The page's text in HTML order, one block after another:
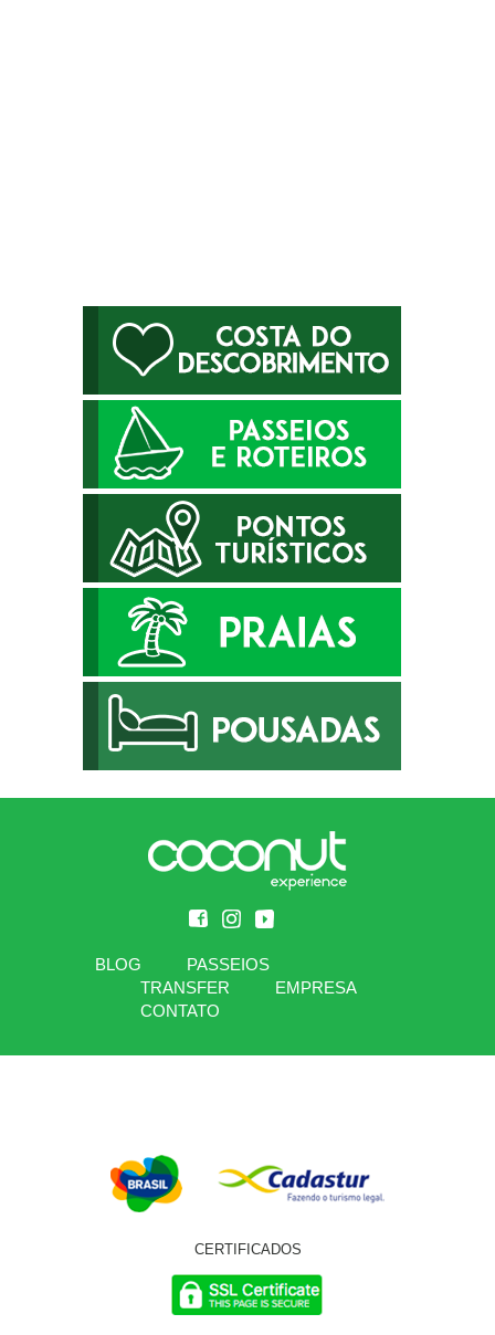
BLOG
PASSEIOS
TRANSFER
EMPRESA
CONTATO
CERTIFICADOS